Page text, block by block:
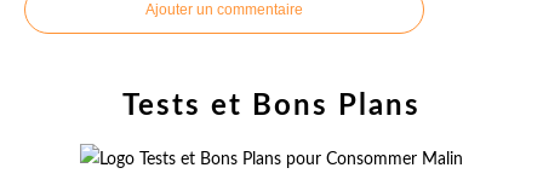
Ajouter un commentaire
Tests et Bons Plans